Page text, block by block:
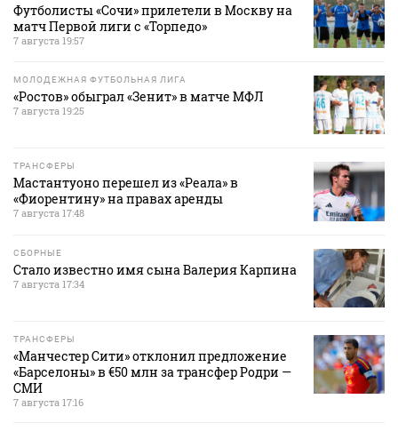
Футболисты «Сочи» прилетели в Москву на
матч Первой лиги с «Торпедо»
7 августа 19:57
МОЛОДЕЖНАЯ ФУТБОЛЬНАЯ ЛИГА
«Ростов» обыграл «Зенит» в матче МФЛ
7 августа 19:25
ТРАНСФЕРЫ
Мастантуоно перешел из «Реала» в
«Фиорентину» на правах аренды
7 августа 17:48
СБОРНЫЕ
Стало известно имя сына Валерия Карпина
7 августа 17:34
ТРАНСФЕРЫ
«Манчестер Сити» отклонил предложение
«Барселоны» в €50 млн за трансфер Родри —
СМИ
7 августа 17:16